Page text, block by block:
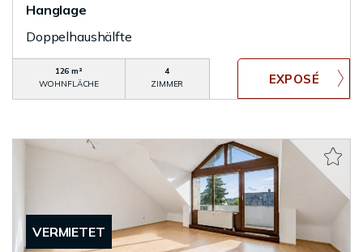
Hanglage
Doppelhaushälfte
126 m²
WOHNFLÄCHE
4
ZIMMER
VERMIETET